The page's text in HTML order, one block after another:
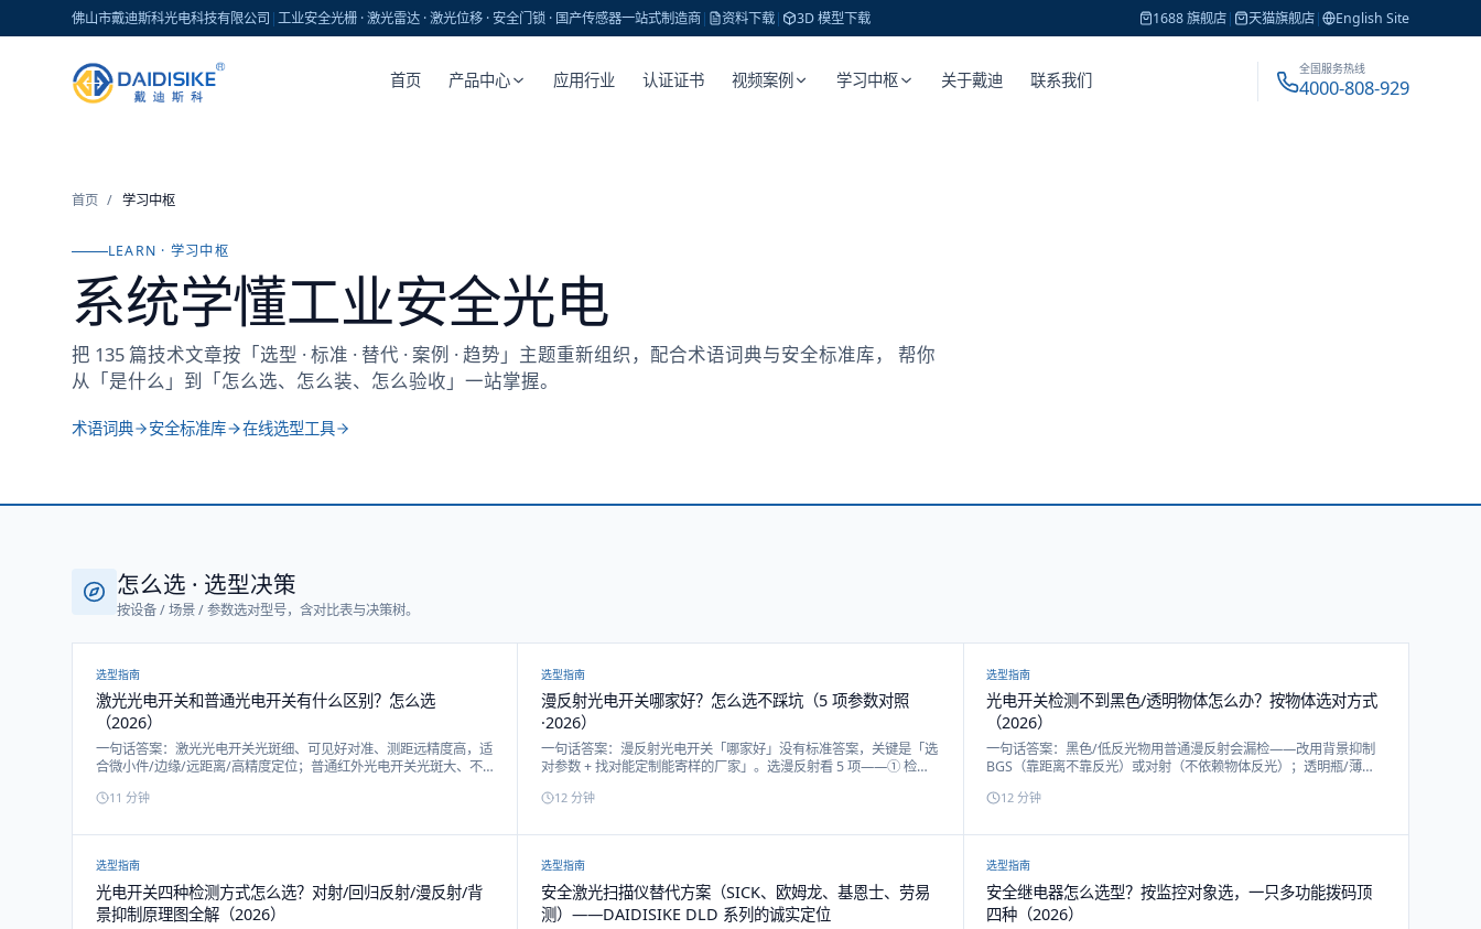
佛山市戴迪斯科光电科技有限公司 |工业安全光栅 · 激光雷达 · 激光位移 · 安全门锁 · 国产传感器一站式制造商| 资料下载| 3D 模型下载 1688 旗舰店| 天猫旗舰店| English Site
首页 产品中心 应用行业 认证证书 视频案例 学习中枢 关于戴迪 联系我们
全国服务热线
4000-808-929
首页 / 学习中枢
LEARN · 学习中枢
系统学懂工业安全光电
把 135篇技术文章按「选型 · 标准 · 替代 · 案例 · 趋势」主题重新组织，配合术语词典与安全标准库， 帮你
从「是什么」到「怎么选、怎么装、怎么验收」一站掌握。
术语词典 安全标准库 在线选型工具
怎么选 · 选型决策
按设备 / 场景 / 参数选对型号，含对比表与决策树。
选型指南
激光光电开关和普通光电开关有什么区别？怎么选
（2026）
一句话答案：激光光电开关光斑细、可见好对准、测距远精度高，适
合微小件/边缘/远距离/高精度定位；普通红外光电开关光斑大、不
离、精度、可对准性、成本、抗干扰六个维度对比激光与普通光电开
11 分钟
选型指南
漫反射光电开关哪家好？怎么选不踩坑（5 项参数对照
·2026）
一句话答案：漫反射光电开关「哪家好」没有标准答案，关键是「选
对参数 + 找对能定制能寄样的厂家」。选漫反射看 5 项——① 检测
源（红光好对准/激光测远）、④ 输出（NPN/PNP·NO/NC·L-ON/D-
斯科作为案例。
12 分钟
选型指南
光电开关检测不到黑色/透明物体怎么办？按物体选对方式
（2026）
一句话答案：黑色/低反光物用普通漫反射会漏检——改用背景抑制
BGS（靠距离不靠反光）或对射（不依赖物体反光）；透明瓶/薄膜/
CCD 视觉（AI 学 OK/NG 样本）。本文按「黑色 / 透明 / 微小薄
12分钟
选型指南
光电开关四种检测方式怎么选？对射/回归反射/漫反射/背
景抑制原理图全解（2026）
选型指南
安全激光扫描仪替代方案（SICK、欧姆龙、基恩士、劳易
测）——DAIDISIKE DLD 系列的诚实定位
选型指南
安全继电器怎么选型？按监控对象选，一只多功能拨码顶
四种（2026）